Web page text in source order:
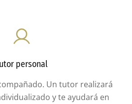
personal
Un tutor realizará
y te ayudará en